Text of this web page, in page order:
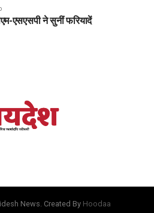
एसएसपी ने सुनीं फरियादें
News. Created By Hoodaa